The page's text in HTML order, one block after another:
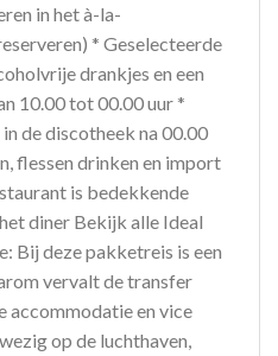
in het à-la-
* Geselecteerde
drankjes en een
10.00 tot 00.00 uur *
de discotheek na 00.00
flessen drinken en import
is bedekkende
diner Bekijk alle Ideal
Bij deze pakketreis is een
vervalt de transfer
accommodatie en vice
op de luchthaven,